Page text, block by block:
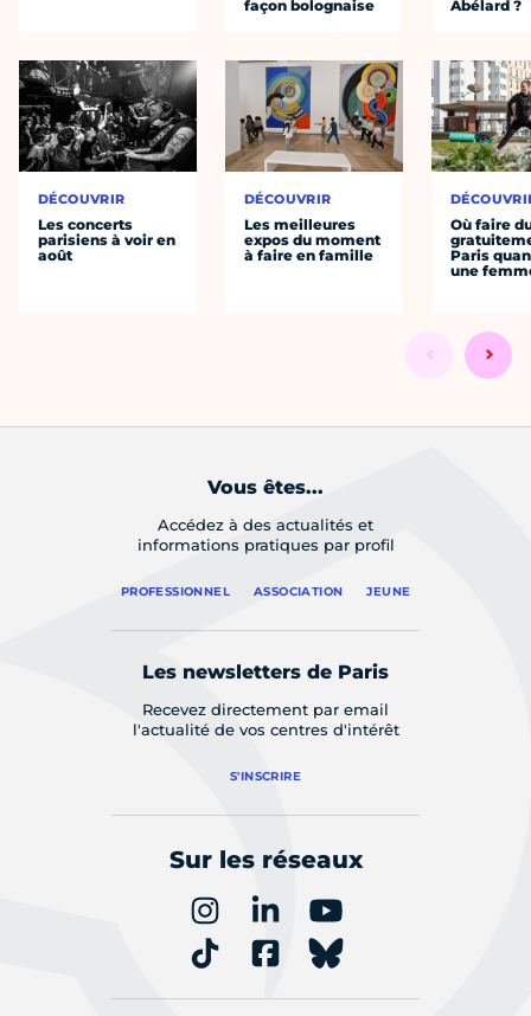
DÉCOUVRIR
Les concerts
parisiens à voir en
août
façon bolognaise
DÉCOUVRIR
Les meilleures
expos du moment
à faire en famille
Abélard ?
Où faire
Paris
une
Vous êtes...
Accédez à des actualités et
informations pratiques par profil
PROFESSIONNEL ASSOCIATION JEUNE
Les newsletters de Paris
Recevez directement par email
l'actualité de vos centres d'intérêt
S'INSCRIRE
Sur les réseaux